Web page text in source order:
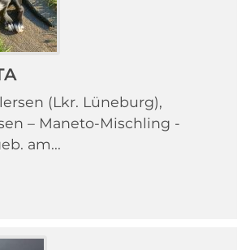
(Lkr. Lüneburg),
– Maneto-Mischling -
am...